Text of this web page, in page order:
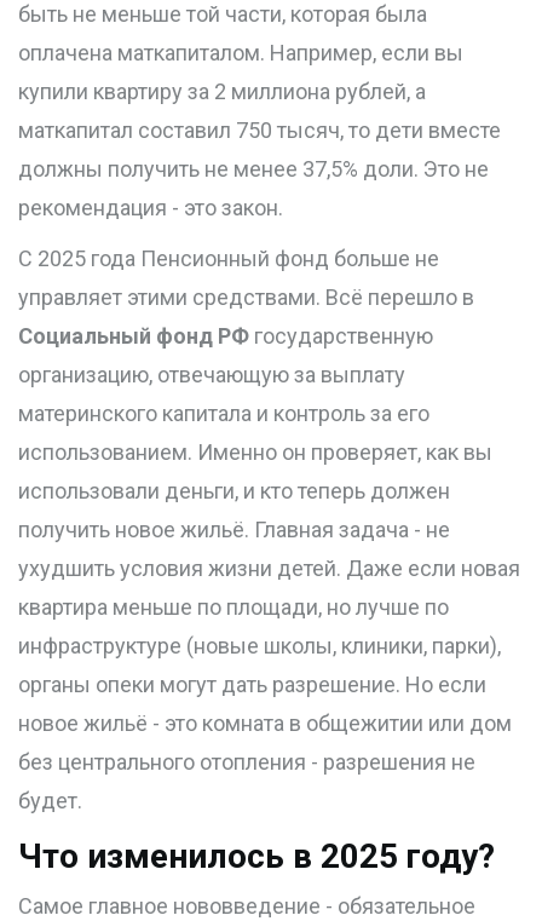
быть не меньше той части, которая была
оплачена маткапиталом. Например, если вы
купили квартиру за 2 миллиона рублей, а
маткапитал составил 750 тысяч, то дети вместе
должны получить не менее 37,5% доли. Это не
рекомендация - это закон.
С 2025 года Пенсионный фонд больше не
управляет этими средствами. Всё перешло в
Социальный фонд РФ государственную
организацию, отвечающую за выплату
материнского капитала и контроль за его
использованием. Именно он проверяет, как вы
использовали деньги, и кто теперь должен
получить новое жильё. Главная задача - не
ухудшить условия жизни детей. Даже если новая
квартира меньше по площади, но лучше по
инфраструктуре (новые школы, клиники, парки),
органы опеки могут дать разрешение. Но если
новое жильё - это комната в общежитии или дом
без центрального отопления - разрешения не
будет.
Что изменилось в 2025 году?
Самое главное нововведение - обязательное